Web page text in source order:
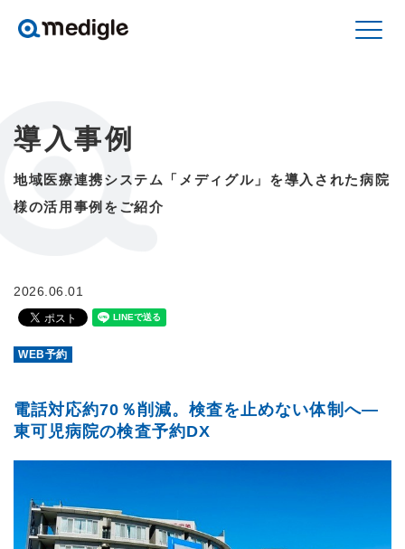
導入事例
地域医療連携システム「メディグル」を導入された病院
様の活用事例をご紹介
2026.06.01
WEB予約
電話対応約70％削減。検査を止めない体制へ―
東可児病院の検査予約DX